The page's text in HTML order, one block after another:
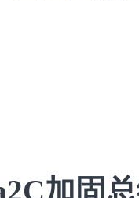
加固总